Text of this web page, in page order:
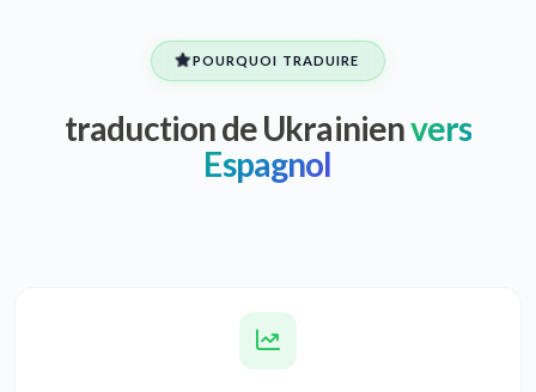
POURQUOI TRADUIRE
traduction de Ukrainienvers
Espagnol